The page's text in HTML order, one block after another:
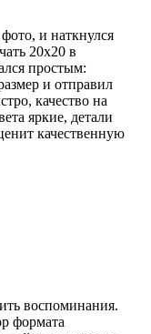
и наткнулся
20х20 в
простым:
и отправил
качество на
яркие, детали
качественную
воспоминания.
формата